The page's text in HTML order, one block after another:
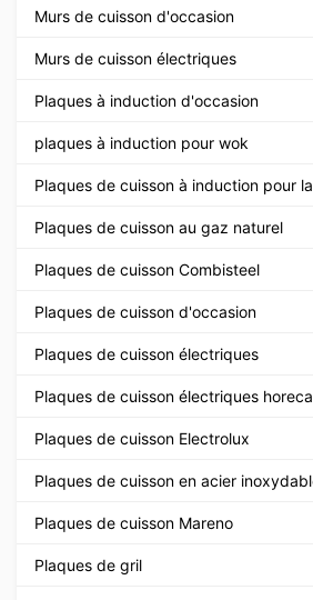
Murs de cuisson d'occasion
Murs de cuisson électriques
Plaques à induction d'occasion
plaques à induction pour wok
Plaques de cuisson à induction pour
Plaques de cuisson au gaz naturel
Plaques de cuisson Combisteel
Plaques de cuisson d'occasion
Plaques de cuisson électriques
Plaques de cuisson électriques horeca
Plaques de cuisson Electrolux
Plaques de cuisson en acier
Plaques de cuisson Mareno
Plaques de gril